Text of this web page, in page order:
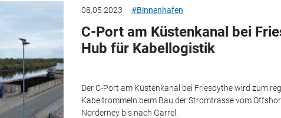
08.05.2023 #Binnenhafen
C-Port am Küstenkanal bei
Hub für Kabellogistik
Der C-Port am Küstenkanal bei Friesoythe wird zum
Kabeltrommeln beim Bau der Stromtrasse vom
Norderney bis nach Garrel.